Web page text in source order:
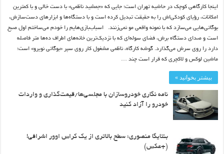
اینجا کارگاهی کوچک در حاشیه تهران است؛ جایی که «جمشید ناظمی» با دست خالی و با کمترین
امکانات، رؤیای کودکی‌اش را به حقیقت تبدیل کرده است و با دستگاه‌ها و ابزار‌های دست‌سازش،
بوگاتی‌هایی می‌سازد که با نمونه واقعی مو نمی‌زنند. اسباب‌بازی‌هایم را خودم می‌ساختم اول صبح
است و صدای دستگاه برش، فضای سوله‌ای که با نزدیک‌ترین خانه‌های اطراف ده‌ها متر فاصله
دارد را روی سرش می‌گذارد. گوشه کارگاه، ناظمی مشغول کار روی سپر «بوگاتی نویرو» است؛
ماشین لوکس و لاکچری که قرار است چند …
بیشتر بخوانید »
نامه نگاری خودروسازان با مجلسی‌ها/قیمت‌گذاری و واردات
خودرو را آزاد کنید
بنتایگا منصوری؛ سطح بالاتری از یک کراس اوور اشرافی!
(+عکس)